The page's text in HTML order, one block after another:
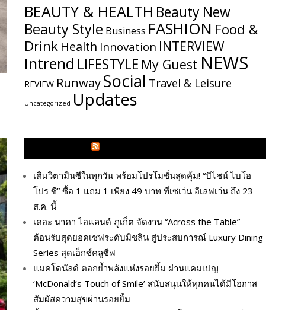
BEAUTY & HEALTH Beauty New
Beauty Style Business FASHION Food &
Drink Health Innovation INTERVIEW
Intrend LIFESTYLE My​ Guest NEWS
REVIEW RunwaySocial Travel & Leisure
Uncategorized Updates
เติมวิตามินซีในทุกวัน พร้อมโปรโมชั่นสุดคุ้ม! “บีไชน์ ไบโอ
โปร ซี” ซื้อ 1 แถม 1 เพียง 49 บาท ที่เซเว่น อีเลฟเว่น ถึง 23
ส.ค. นี้
เดอะ นาคา ไอแลนด์ ภูเก็ต จัดงาน “Across the Table”
ต้อนรับสุดยอดเชฟระดับมิชลิน สู่ประสบการณ์ Luxury Dining
Series สุดเอ็กซ์คลูซีฟ
แมคโดนัลด์ ตอกย้ำพลังแห่งรอยยิ้ม ผ่านแคมเปญ
‘McDonald’s Touch of Smile’ สนับสนุนให้ทุกคนได้มีโอกาส
สัมผัสความสุขผ่านรอยยิ้ม